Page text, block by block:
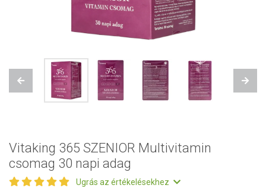
Previous Next
Vitaking 365 SZENIOR Multivitamin
csomag 30 napi adag
Ugrás az értékelésekhez